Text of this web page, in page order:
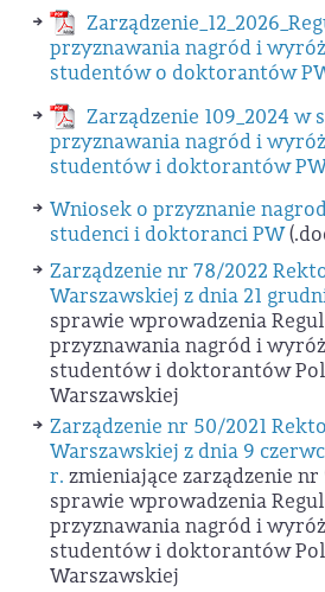
przyznawania nagród i
studentów o doktorantów
Zarządzenie 109_2024 w
przyznawania nagród i
studentów i doktorantów
Wniosek o przyznanie
studenci i doktoranci PW
Zarządzenie nr 78/2022
Warszawskiej z dnia 21
sprawie wprowadzenia
przyznawania nagród i
studentów i doktorantów
Warszawskiej
Zarządzenie nr 50/2021
Warszawskiej z dnia 9
r. zmieniające zarządzenie nr
sprawie wprowadzenia
przyznawania nagród i
studentów i doktorantów
Warszawskiej